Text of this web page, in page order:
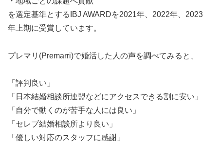
を選定基準とするIBJ AWARDを2021年、2022年、2023
年上期に受賞しています。
プレマリ(Premarri)で婚活した人の声を調べてみると、
「評判良い」
「日本結婚相談所連盟などにアクセスできる割に安い」
「自分で動くのが苦手な人には良い」
「セレブ結婚相談所より良い」
「優しい対応のスタッフに感謝」